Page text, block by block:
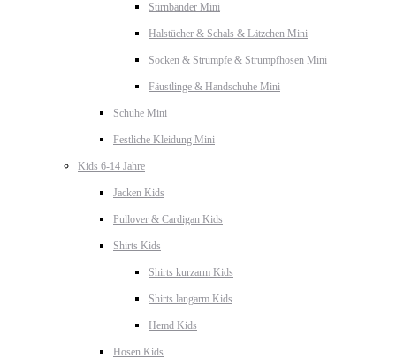
Stirnbänder Mini
Halstücher & Schals & Lätzchen Mini
Socken & Strümpfe & Strumpfhosen Mini
Fäustlinge & Handschuhe Mini
Schuhe Mini
Festliche Kleidung Mini
Kids 6-14 Jahre
Jacken Kids
Pullover & Cardigan Kids
Shirts Kids
Shirts kurzarm Kids
Shirts langarm Kids
Hemd Kids
Hosen Kids